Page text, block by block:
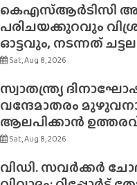
കെഎസ്ആർടിസി
പരിചയക്കുറവും
ഓട്ടവും, നടന്നത്
Sat, Aug 8, 2026
സ്വാതന്ത്ര്യ
വന്ദേമാതരം
ആലപിക്കാൻ
Sat, Aug 8, 2026
വിഡി. സവർക്കർ